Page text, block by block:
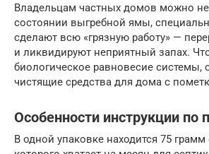
Владельцам частных домов можно не
состоянии выгребной ямы,
сделают всю «грязную работу» —
и ликвидируют неприятный запах.
биологическое равновесие системы,
чистящие средства для дома с
Особенности инструкции по
В одной упаковке находится 75 грамм